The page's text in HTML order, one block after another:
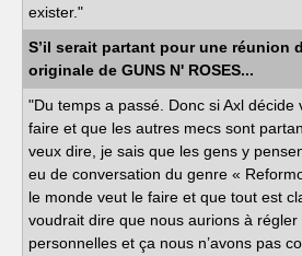
exister."
S’il serait partant pour une réunion
originale de GUNS N' ROSES...
"Du temps a passé. Donc si Axl décide
faire et que les autres mecs sont
veux dire, je sais que les gens y
eu de conversation du genre «
le monde veut le faire et que tout est
voudrait dire que nous aurions à
personnelles et ça nous n’avons pas